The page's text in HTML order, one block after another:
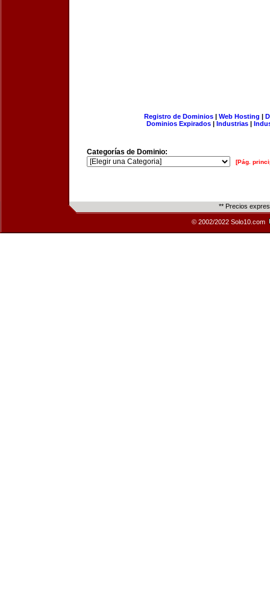
Registro de Dominios| Web Hosting |
Dominios Expirados | Industrias |
Categorías de Dominio:
[Pág.
** Precios
© 2002/2022 Solo10.com